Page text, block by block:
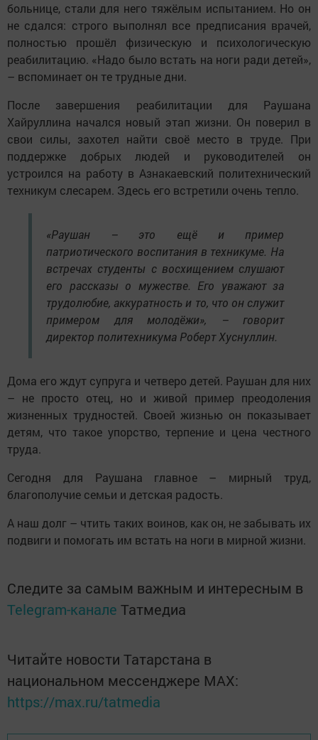
больнице, стали для него тяжёлым испытанием. Но он
не сдался: строго выполнял все предписания врачей,
полностью прошёл физическую и психологическую
реабилитацию. «Надо было встать на ноги ради детей»,
– вспоминает он те трудные дни.
После завершения реабилитации для Раушана
Хайруллина начался новый этап жизни. Он поверил в
свои силы, захотел найти своё место в труде. При
поддержке добрых людей и руководителей он
устроился на работу в Азнакаевский политехнический
техникум слесарем. Здесь его встретили очень тепло.
«Раушан – это ещё и пример
патриотического воспитания в техникуме. На
встречах студенты с восхищением слушают
его рассказы о мужестве. Его уважают за
трудолюбие, аккуратность и то, что он служит
примером для молодёжи», – говорит
директор политехникума Роберт Хуснуллин.
Дома его ждут супруга и четверо детей. Раушан для них
– не просто отец, но и живой пример преодоления
жизненных трудностей. Своей жизнью он показывает
детям, что такое упорство, терпение и цена честного
труда.
Сегодня для Раушана главное – мирный труд,
благополучие семьи и детская радость.
А наш долг – чтить таких воинов, как он, не забывать их
подвиги и помогать им встать на ноги в мирной жизни.
Следите за самым важным и интересным в
Telegram-канале Татмедиа
Читайте новости Татарстана в
национальном мессенджере MАХ:
https://max.ru/tatmedia